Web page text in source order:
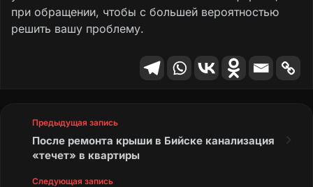
при обращении, чтобы с большей вероятностью
решить вашу проблему.
Предыдущая запись
После ремонта крыши в Бийске канализация
«течет» в квартиры
Следующая запись